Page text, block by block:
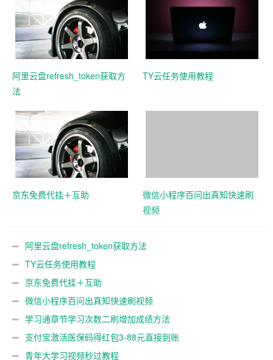
阿里云盘refresh_token获取方
法
TY云任务使用教程
京东免费代挂＋互助
微信小程序百问出真知快速刷
视频
阿里云盘refresh_token获取方法
TY云任务使用教程
京东免费代挂＋互助
微信小程序百问出真知快速刷视频
学习通章节学习次数二刷增加成绩方法
支付宝激活医保码得红包3-88元直接到账
青年大学习视频秒过教程